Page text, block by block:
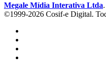
Megale Mídia Interativa Ltda
©1999-2026 Cosif-e Digital.